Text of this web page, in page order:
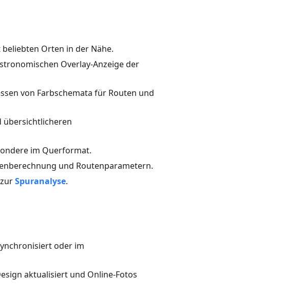
beliebten Orten in der Nähe.
Overlay-Anzeige der
von Farbschemata für Routen und
übersichtlicheren
im Querformat.
und Routenparametern.
Spuranalyse.
oder im
aktualisiert und Online-Fotos